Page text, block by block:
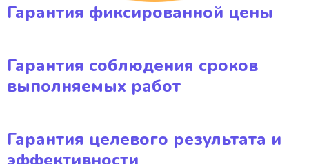
Гарантия фиксированной цены
Гарантия соблюдения сроков
выполняемых работ
Гарантия целевого результата и